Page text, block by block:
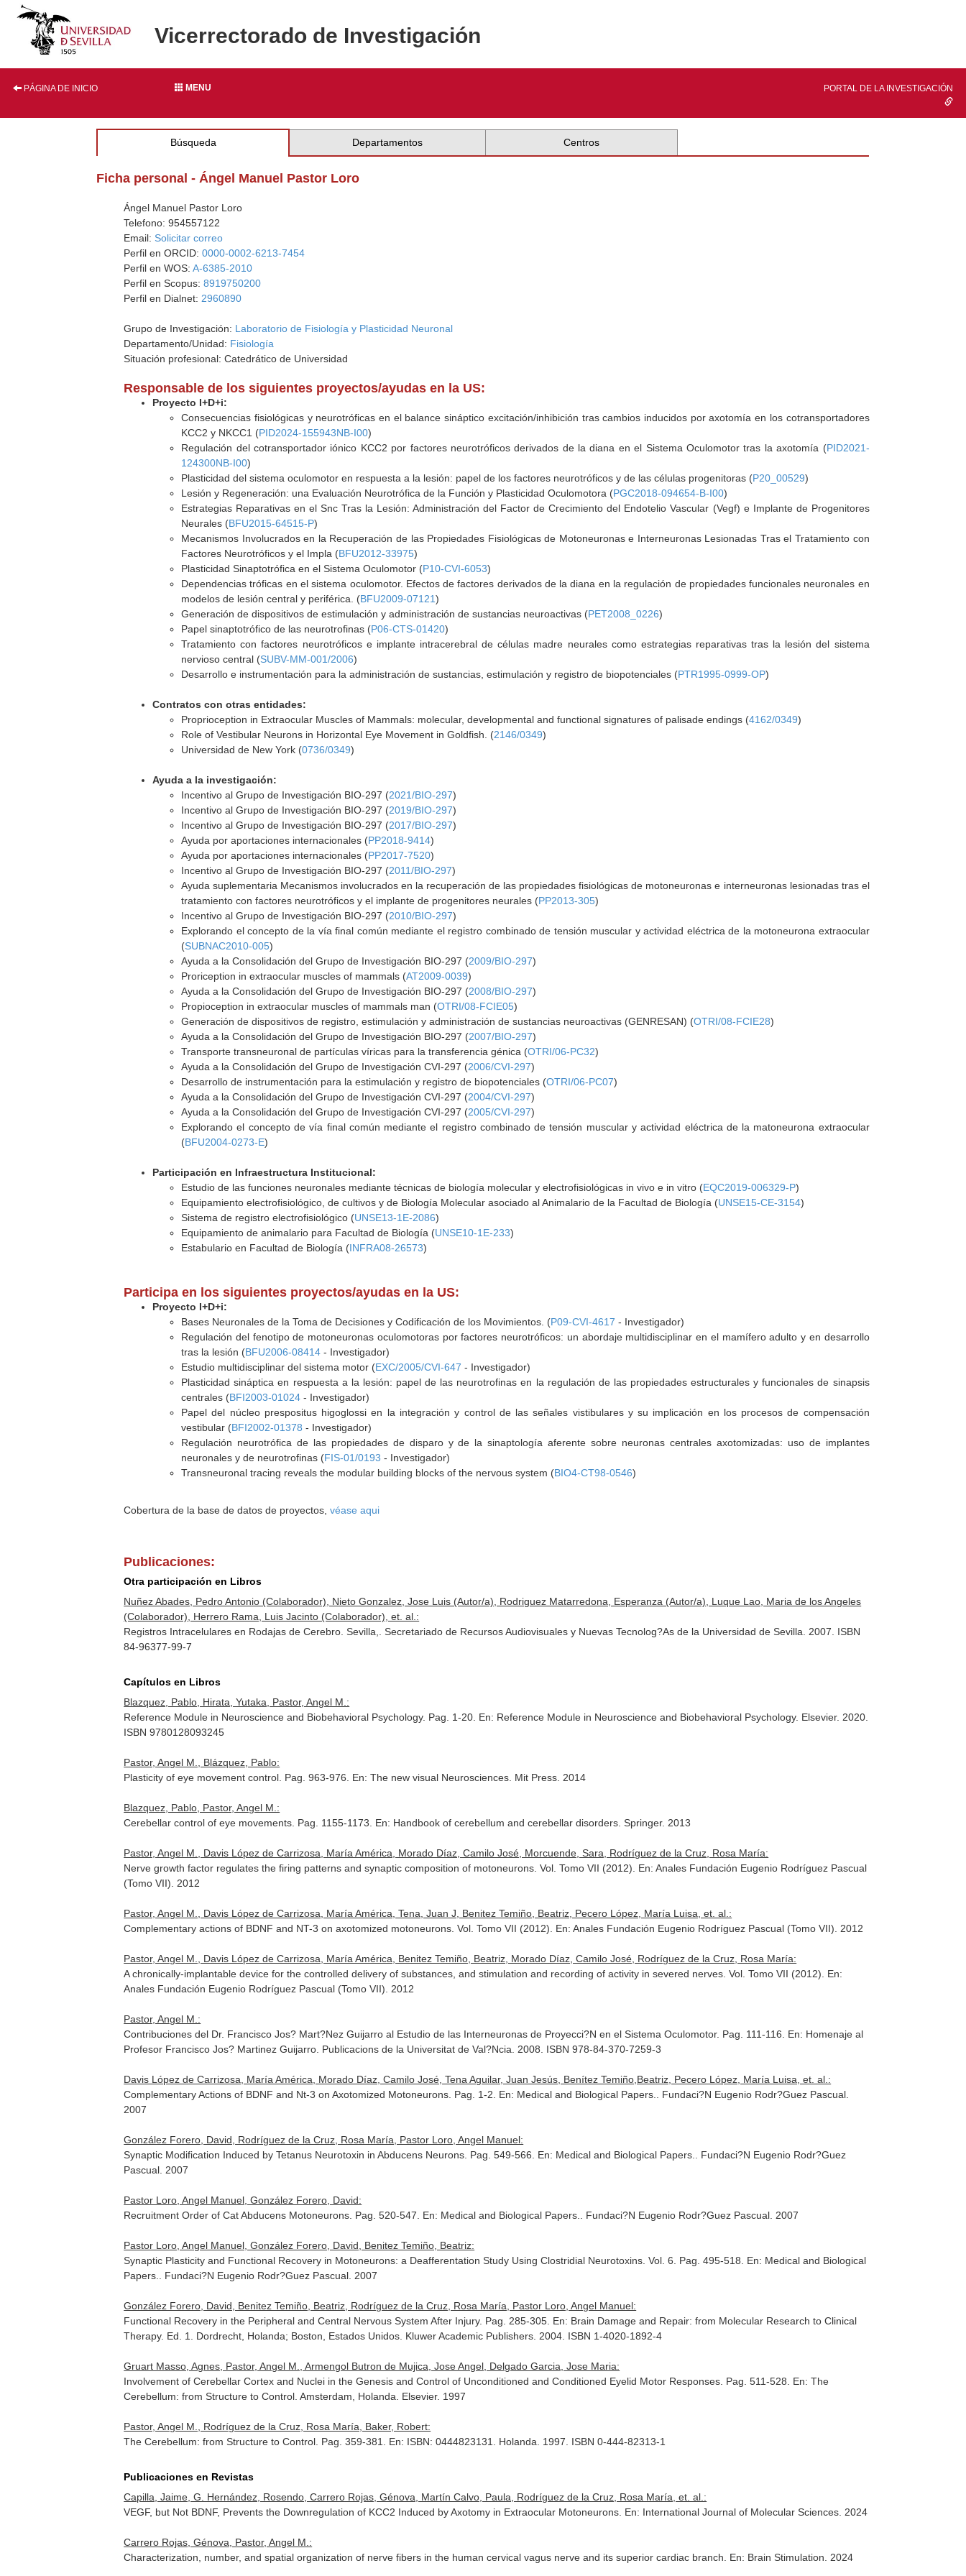
Vicerrectorado de Investigación
PÁGINA DE INICIO MENU PORTAL DE LA INVESTIGACIÓN
Búsqueda Departamentos Centros
Ficha personal - Ángel Manuel Pastor Loro
Ángel Manuel Pastor Loro
Telefono: 954557122
Email: Solicitar correo
Perfil en ORCID:0000-0002-6213-7454
Perfil en WOS:A-6385-2010
Perfil en Scopus:8919750200
Perfil en Dialnet: 2960890
Grupo de Investigación: Laboratorio de Fisiología y Plasticidad Neuronal
Departamento/Unidad: Fisiología
Situación profesional: Catedrático de Universidad
Responsable de los siguientes proyectos/ayudas en la US:
Proyecto I+D+i:
Consecuencias fisiológicas y neurotróficas en el balance sináptico excitación/inhibición tras cambios inducidos por axotomía en los cotransportadores
KCC2 y NKCC1 (PID2024-155943NB-I00)
Regulación del cotransportador iónico KCC2 por factores neurotróficos derivados de la diana en el Sistema Oculomotor tras la axotomía (PID2021-
124300NB-I00)
Plasticidad del sistema oculomotor en respuesta a la lesión: papel de los factores neurotróficos y de las células progenitoras (P20_00529)
Lesión y Regeneración: una Evaluación Neurotrófica de la Función y Plasticidad Oculomotora (PGC2018-094654-B-I00)
Estrategias Reparativas en el Snc Tras la Lesión: Administración del Factor de Crecimiento del Endotelio Vascular (Vegf) e Implante de Progenitores
Neurales (BFU2015-64515-P)
Mecanismos Involucrados en la Recuperación de las Propiedades Fisiológicas de Motoneuronas e Interneuronas Lesionadas Tras el Tratamiento con
Factores Neurotróficos y el Impla (BFU2012-33975)
Plasticidad Sinaptotrófica en el Sistema Oculomotor (P10-CVI-6053)
Dependencias tróficas en el sistema oculomotor. Efectos de factores derivados de la diana en la regulación de propiedades funcionales neuronales en
modelos de lesión central y periférica. (BFU2009-07121)
Generación de dispositivos de estimulación y administración de sustancias neuroactivas (PET2008_0226)
Papel sinaptotrófico de las neurotrofinas (P06-CTS-01420)
Tratamiento con factores neurotróficos e implante intracerebral de células madre neurales como estrategias reparativas tras la lesión del sistema
nervioso central (SUBV-MM-001/2006)
Desarrollo e instrumentación para la administración de sustancias, estimulación y registro de biopotenciales (PTR1995-0999-OP)
Contratos con otras entidades:
Proprioception in Extraocular Muscles of Mammals: molecular, developmental and functional signatures of palisade endings (4162/0349)
Role of Vestibular Neurons in Horizontal Eye Movement in Goldfish. (2146/0349)
Universidad de New York (0736/0349)
Ayuda a la investigación:
Incentivo al Grupo de Investigación BIO-297 (2021/BIO-297)
Incentivo al Grupo de Investigación BIO-297 (2019/BIO-297)
Incentivo al Grupo de Investigación BIO-297 (2017/BIO-297)
Ayuda por aportaciones internacionales (PP2018-9414)
Ayuda por aportaciones internacionales (PP2017-7520)
Incentivo al Grupo de Investigación BIO-297 (2011/BIO-297)
Ayuda suplementaria Mecanismos involucrados en la recuperación de las propiedades fisiológicas de motoneuronas e interneuronas lesionadas tras el
tratamiento con factores neurotróficos y el implante de progenitores neurales (PP2013-305)
Incentivo al Grupo de Investigación BIO-297 (2010/BIO-297)
Explorando el concepto de la vía final común mediante el registro combinado de tensión muscular y actividad eléctrica de la motoneurona extraocular
(SUBNAC2010-005)
Ayuda a la Consolidación del Grupo de Investigación BIO-297 (2009/BIO-297)
Proriception in extraocular muscles of mammals (AT2009-0039)
Ayuda a la Consolidación del Grupo de Investigación BIO-297 (2008/BIO-297)
Propioception in extraocular muscles of mammals man (OTRI/08-FCIE05)
Generación de dispositivos de registro, estimulación y administración de sustancias neuroactivas (GENRESAN) (OTRI/08-FCIE28)
Ayuda a la Consolidación del Grupo de Investigación BIO-297 (2007/BIO-297)
Transporte transneuronal de partículas víricas para la transferencia génica (OTRI/06-PC32)
Ayuda a la Consolidación del Grupo de Investigación CVI-297 (2006/CVI-297)
Desarrollo de instrumentación para la estimulación y registro de biopotenciales (OTRI/06-PC07)
Ayuda a la Consolidación del Grupo de Investigación CVI-297 (2004/CVI-297)
Ayuda a la Consolidación del Grupo de Investigación CVI-297 (2005/CVI-297)
Explorando el concepto de vía final común mediante el registro combinado de tensión muscular y actividad eléctrica de la matoneurona extraocular
(BFU2004-0273-E)
Participación en Infraestructura Institucional:
Estudio de las funciones neuronales mediante técnicas de biología molecular y electrofisiológicas in vivo e in vitro (EQC2019-006329-P)
Equipamiento electrofisiológico, de cultivos y de Biología Molecular asociado al Animalario de la Facultad de Biología (UNSE15-CE-3154)
Sistema de registro electrofisiológico (UNSE13-1E-2086)
Equipamiento de animalario para Facultad de Biología (UNSE10-1E-233)
Estabulario en Facultad de Biología (INFRA08-26573)
Participa en los siguientes proyectos/ayudas en la US:
Proyecto I+D+i:
Bases Neuronales de la Toma de Decisiones y Codificación de los Movimientos. (P09-CVI-4617 - Investigador)
Regulación del fenotipo de motoneuronas oculomotoras por factores neurotróficos: un abordaje multidisciplinar en el mamífero adulto y en desarrollo
tras la lesión (BFU2006-08414 - Investigador)
Estudio multidisciplinar del sistema motor (EXC/2005/CVI-647 - Investigador)
Plasticidad sináptica en respuesta a la lesión: papel de las neurotrofinas en la regulación de las propiedades estructurales y funcionales de sinapsis
centrales (BFI2003-01024 - Investigador)
Papel del núcleo prespositus higoglossi en la integración y control de las señales vistibulares y su implicación en los procesos de compensación
vestibular (BFI2002-01378 - Investigador)
Regulación neurotrófica de las propiedades de disparo y de la sinaptología aferente sobre neuronas centrales axotomizadas: uso de implantes
neuronales y de neurotrofinas (FIS-01/0193 - Investigador)
Transneuronal tracing reveals the modular building blocks of the nervous system (BIO4-CT98-0546)
Cobertura de la base de datos de proyectos,véase aqui
Publicaciones:
Otra participación en Libros
Nuñez Abades, Pedro Antonio (Colaborador), Nieto Gonzalez, Jose Luis (Autor/a), Rodriguez Matarredona, Esperanza (Autor/a), Luque Lao, Maria de los Angeles
(Colaborador), Herrero Rama, Luis Jacinto (Colaborador), et. al.:
Registros Intracelulares en Rodajas de Cerebro. Sevilla,. Secretariado de Recursos Audiovisuales y Nuevas Tecnolog?As de la Universidad de Sevilla. 2007. ISBN
84-96377-99-7
Capítulos en Libros
Blazquez, Pablo, Hirata, Yutaka, Pastor, Angel M.:
Reference Module in Neuroscience and Biobehavioral Psychology. Pag. 1-20. En: Reference Module in Neuroscience and Biobehavioral Psychology. Elsevier. 2020.
ISBN 9780128093245
Pastor, Angel M., Blázquez, Pablo:
Plasticity of eye movement control. Pag. 963-976. En: The new visual Neurosciences . Mit Press. 2014
Blazquez, Pablo, Pastor, Angel M.:
Cerebellar control of eye movements. Pag. 1155-1173. En: Handbook of cerebellum and cerebellar disorders . Springer. 2013
Pastor, Angel M., Davis López de Carrizosa, María América, Morado Díaz, Camilo José, Morcuende, Sara, Rodríguez de la Cruz, Rosa María:
Nerve growth factor regulates the firing patterns and synaptic composition of motoneurons. Vol. Tomo VII (2012). En: Anales Fundación Eugenio Rodríguez Pascual
(Tomo VII) . 2012
Pastor, Angel M., Davis López de Carrizosa, María América, Tena, Juan J, Benitez Temiño, Beatriz, Pecero López, María Luisa, et. al.:
Complementary actions of BDNF and NT-3 on axotomized motoneurons. Vol. Tomo VII (2012). En: Anales Fundación Eugenio Rodríguez Pascual (Tomo VII) . 2012
Pastor, Angel M., Davis López de Carrizosa, María América, Benitez Temiño, Beatriz, Morado Díaz, Camilo José, Rodríguez de la Cruz, Rosa María:
A chronically-implantable device for the controlled delivery of substances, and stimulation and recording of activity in severed nerves. Vol. Tomo VII (2012). En:
Anales Fundación Eugenio Rodríguez Pascual (Tomo VII) . 2012
Pastor, Angel M.:
Contribuciones del Dr. Francisco Jos? Mart?Nez Guijarro al Estudio de las Interneuronas de Proyecci?N en el Sistema Oculomotor. Pag. 111-116. En: Homenaje al
Profesor Francisco Jos? Martinez Guijarro . Publicacions de la Universitat de Val?Ncia. 2008. ISBN 978-84-370-7259-3
Davis López de Carrizosa, María América, Morado Díaz, Camilo José, Tena Aguilar, Juan Jesús, Benítez Temiño,Beatriz, Pecero López, María Luisa, et. al.:
Complementary Actions of BDNF and Nt-3 on Axotomized Motoneurons. Pag. 1-2. En: Medical and Biological Papers.
. Fundaci?N Eugenio Rodr?Guez Pascual.
2007
González Forero, David, Rodríguez de la Cruz, Rosa María, Pastor Loro, Angel Manuel:
Synaptic Modification Induced by Tetanus Neurotoxin in Abducens Neurons. Pag. 549-566. En: Medical and Biological Papers.
. Fundaci?N Eugenio Rodr?Guez
Pascual. 2007
Pastor Loro, Angel Manuel, González Forero, David:
Recruitment Order of Cat Abducens Motoneurons. Pag. 520-547. En: Medical and Biological Papers. . Fundaci?N Eugenio Rodr?Guez Pascual. 2007
Pastor Loro, Angel Manuel, González Forero, David, Benitez Temiño, Beatriz:
Synaptic Plasticity and Functional Recovery in Motoneurons: a Deafferentation Study Using Clostridial Neurotoxins. Vol. 6. Pag. 495-518. En: Medical and Biological
Papers.
. Fundaci?N Eugenio Rodr?Guez Pascual. 2007
González Forero, David, Benitez Temiño, Beatriz, Rodríguez de la Cruz, Rosa María, Pastor Loro, Angel Manuel:
Functional Recovery in the Peripheral and Central Nervous System After Injury. Pag. 285-305. En: Brain Damage and Repair: from Molecular Research to Clinical
Therapy. Ed. 1. Dordrecht, Holanda; Boston, Estados Unidos. Kluwer Academic Publishers. 2004. ISBN 1-4020-1892-4
Gruart Masso, Agnes, Pastor, Angel M., Armengol Butron de Mujica, Jose Angel, Delgado Garcia, Jose Maria:
Involvement of Cerebellar Cortex and Nuclei in the Genesis and Control of Unconditioned and Conditioned Eyelid Motor Responses. Pag. 511-528. En: The
Cerebellum: from Structure to Control . Amsterdam, Holanda. Elsevier. 1997
Pastor, Angel M., Rodríguez de la Cruz, Rosa María, Baker, Robert:
The Cerebellum: from Structure to Control. Pag. 359-381. En: ISBN: 0444823131 . Holanda. 1997. ISBN 0-444-82313-1
Publicaciones en Revistas
Capilla, Jaime, G. Hernández, Rosendo, Carrero Rojas, Génova, Martín Calvo, Paula, Rodríguez de la Cruz, Rosa María, et. al.:
VEGF, but Not BDNF, Prevents the Downregulation of KCC2 Induced by Axotomy in Extraocular Motoneurons. En: International Journal of Molecular Sciences . 2024
Carrero Rojas, Génova, Pastor, Angel M.:
Characterization, number, and spatial organization of nerve fibers in the human cervical vagus nerve and its superior cardiac branch. En: Brain Stimulation . 2024